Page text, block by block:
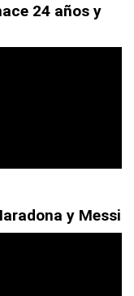
24 años y
y Messi